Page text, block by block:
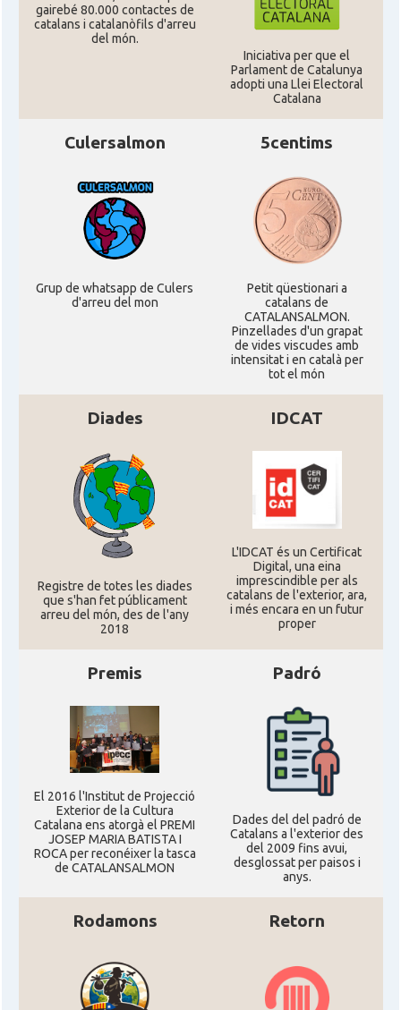
gairebé 80.000 contactes de
catalans i catalanòfils d'arreu
del món.
Iniciativa per que el
Parlament de Catalunya
adopti una Llei Electoral
Catalana
Culersalmon
Grup de whatsapp de Culers
d'arreu del mon
5centims
Petit qüestionari a
catalans de
CATALANSALMON.
Pinzellades d'un grapat
de vides viscudes amb
intensitat i en català per
tot el món
Diades
Registre de totes les diades
que s'han fet públicament
arreu del món, des de l'any
2018
IDCAT
L'IDCAT és un Certificat
Digital, una eina
imprescindible per als
catalans de l'exterior, ara,
i més encara en un futur
proper
Premis
El 2016 l'Institut de Projecció
Exterior de la Cultura
Catalana ens atorgà el PREMI
JOSEP MARIA BATISTA I
ROCA per reconéixer la tasca
de CATALANSALMON
Padró
Dades del del padró de
Catalans a l'exterior des
del 2009 fins avui,
desglossat per paisos i
anys.
Rodamons Retorn